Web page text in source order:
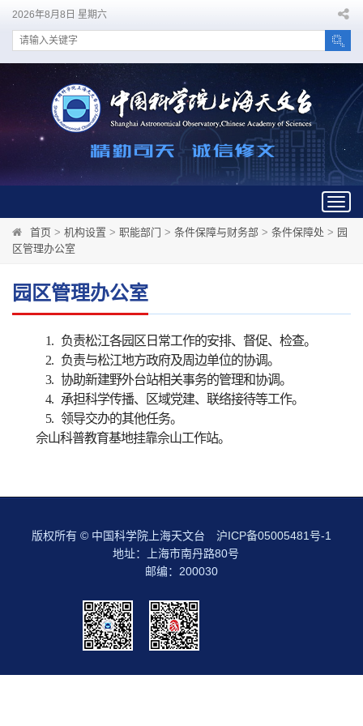
2026年8月8日 星期六
首页 > 机构设置 > 职能部门 > 条件保障与财务部 > 条件保障处 > 园
区管理办公室
园区管理办公室
1. 负责松江各园区日常工作的安排、督促、检查。
2. 负责与松江地方政府及周边单位的协调。
3. 协助新建野外台站相关事务的管理和协调。
4. 承担科学传播、区域党建、联络接待等工作。
5. 领导交办的其他任务。
佘山科普教育基地挂靠佘山工作站。
版权所有 © 中国科学院上海天文台 沪ICP备05005481号-1
地址：上海市南丹路80号
邮编：200030